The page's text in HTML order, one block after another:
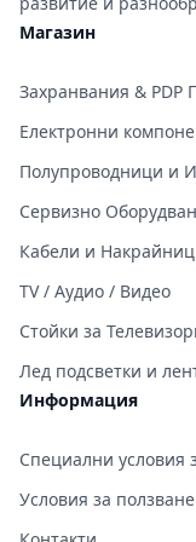
Магазин
Захранвания & PDP
Електронни
Полупроводници и
Сервизно
Кабели и
TV / Аудио / Видео
Стойки за
Лед подсветки и
Информация
Специални условия
Условия за ползване